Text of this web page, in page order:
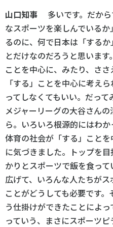
山口知事 多いです。だから
なスポーツを楽しんでいる
るのに、何で日本は「する
とだけなのだろうと思いま
ことを中心に、みたり、さ
「する」ことを中心に考え
ってしなくてもいい。だっ
メジャーリーグの大谷さん
ら。いろいろ根源的にはわ
体育の社会が「する」こと
に気づきました。トップを
かりとスポーツで飯を食っ
広げて、いろんな人たちが
ことがどうしても必要です
う仕掛けができたことによ
っていう、まさにスポーツ